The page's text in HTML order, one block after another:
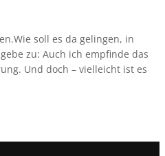
soll es da gelingen, in
zu: Auch ich empfinde das
Und doch – vielleicht ist es